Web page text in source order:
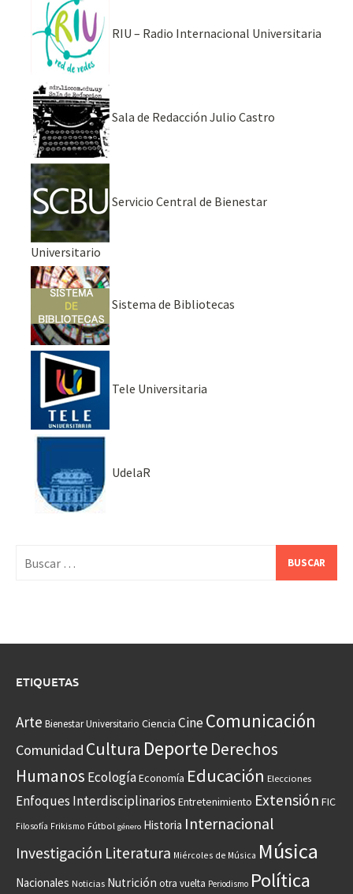
RIU – Radio Internacional Universitaria
Sala de Redacción Julio Castro
Servicio Central de Bienestar
Universitario
Sistema de Bibliotecas
Tele Universitaria
UdelaR
ETIQUETAS
Arte Bienestar Universitario Ciencia CineComunicación
Comunidad Cultura Deporte Derechos
Humanos EcologíaEconomía Educación Elecciones
Enfoques Interdisciplinarios Entretenimiento Extensión FIC
Filosofía Frikismo Fútbol género Historia Internacional
Investigación Literatura Miércoles de Música Música
Nacionales Noticias Nutrición otra vuelta Periodismo Política